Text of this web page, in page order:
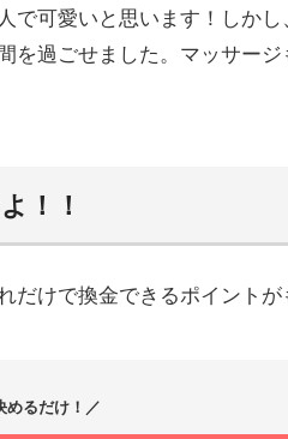
可愛いと思います！しかし
を過ごせました。マッサー
！！
けで換金できるポイントが
めるだけ！／